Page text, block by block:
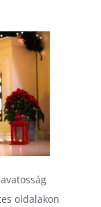
oldalakon